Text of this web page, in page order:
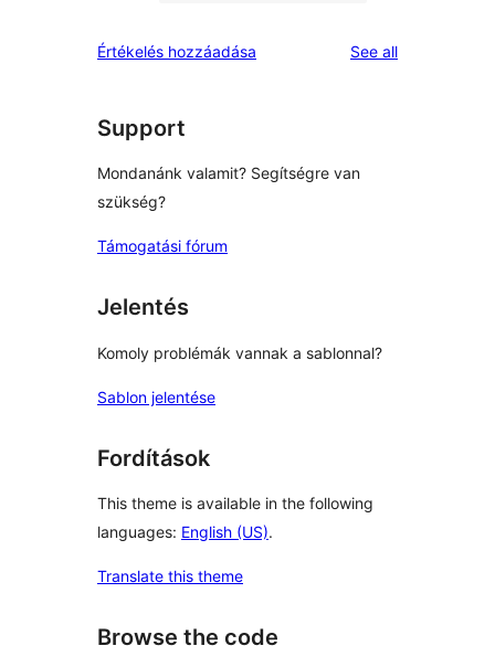
reviews
star
Értékelés hozzáadása See allreviews
Support
Mondanánk valamit? Segítségre van
szükség?
Támogatási fórum
Jelentés
Komoly problémák vannak a sablonnal?
Sablon jelentése
Fordítások
This theme is available in the following
languages: English (US).
Translate this theme
Browse the code